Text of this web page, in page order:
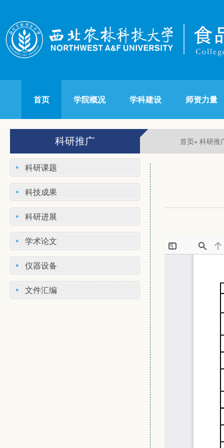
首页 学院概况 学科建设 师资力量
科研推广 首页» 科研推
科研课题
科技成果
科研进展
学术论文
仪器设备
文件汇编